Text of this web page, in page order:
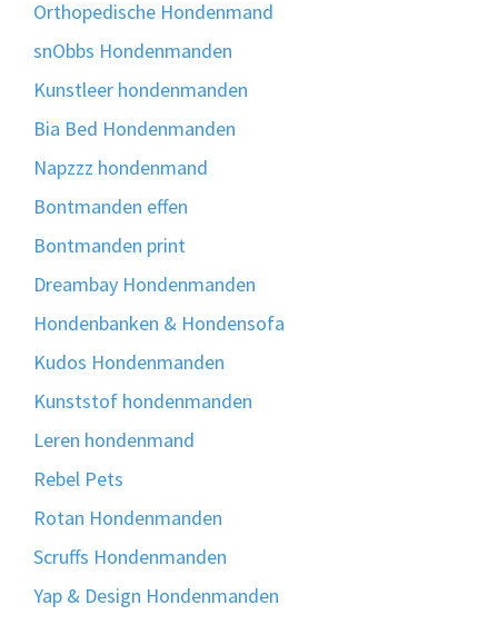
Orthopedische Hondenmand
snObbs Hondenmanden
Kunstleer hondenmanden
Bia Bed Hondenmanden
Napzzz hondenmand
Bontmanden effen
Bontmanden print
Dreambay Hondenmanden
Hondenbanken & Hondensofa
Kudos Hondenmanden
Kunststof hondenmanden
Leren hondenmand
Rebel Pets
Rotan Hondenmanden
Scruffs Hondenmanden
Yap & Design Hondenmanden